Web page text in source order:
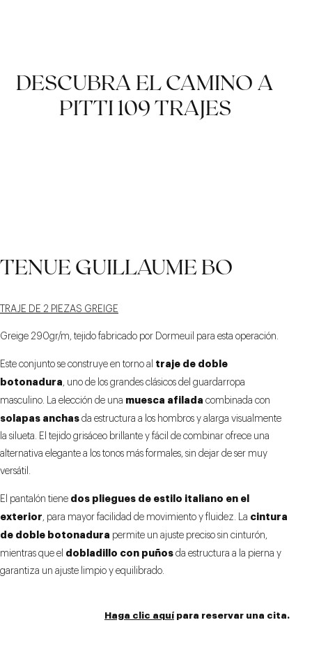
DESCUBRA EL CAMINO A
PITTI 109 TRAJES
TENUE GUILLAUME BO
TRAJE DE 2 PIEZAS GREIGE
Greige 290gr/m, tejido fabricado por Dormeuil para esta operación.
Este conjunto se construye en torno al traje de doble
botonadura, uno de los grandes clásicos del guardarropa
masculino. La elección de una muesca afilada combinada con
solapas anchas da estructura a los hombros y alarga visualmente
la silueta. El tejido grisáceo brillante y fácil de combinar ofrece una
alternativa elegante a los tonos más formales, sin dejar de ser muy
versátil.
El pantalón tiene dos pliegues de estilo italiano en el
exterior, para mayor facilidad de movimiento y fluidez. La cintura
de doble botonadura permite un ajuste preciso sin cinturón,
mientras que el dobladillo con puños da estructura a la pierna y
garantiza un ajuste limpio y equilibrado.
Haga clic aquípara reservar una cita.